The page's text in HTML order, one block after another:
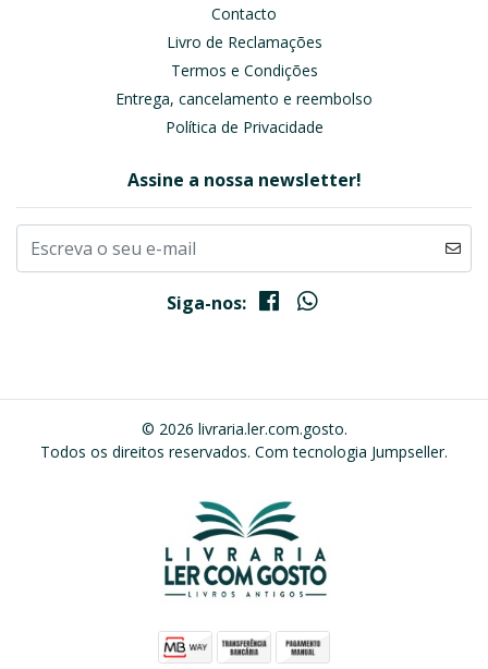
Contacto
Livro de Reclamações
Termos e Condições
Entrega, cancelamento e reembolso
Política de Privacidade
Assine a nossa newsletter!
Siga-nos:
© 2026 livraria.ler.com.gosto.
Todos os direitos reservados. Com tecnologia Jumpseller.